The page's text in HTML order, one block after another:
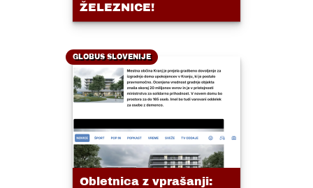
ŽELEZNICE!
GLOBUS SLOVENIJE
Obletnica z vprašanji: